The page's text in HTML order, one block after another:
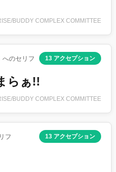
BUDDY COMPLEX COMMITTEE
のセリフ 13 アクセプション
らぁ!!
BUDDY COMPLEX COMMITTEE
フ 13 アクセプション